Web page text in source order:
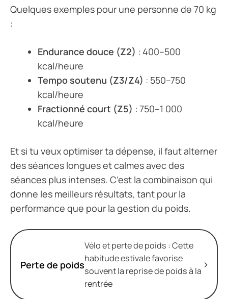
Quelques exemples pour une personne de 70 kg
:
Endurance douce (Z2) : 400–500
kcal/heure
Tempo soutenu (Z3/Z4) : 550–750
kcal/heure
Fractionné court (Z5) : 750–1 000
kcal/heure
Et si tu veux optimiser ta dépense, il faut alterner
des séances longues et calmes avec des
séances plus intenses. C’est la combinaison qui
donne les meilleurs résultats, tant pour la
performance que pour la gestion du poids.
Perte de poids
Vélo et perte de poids : Cette
habitude estivale favorise
souvent la reprise de poids à la
rentrée